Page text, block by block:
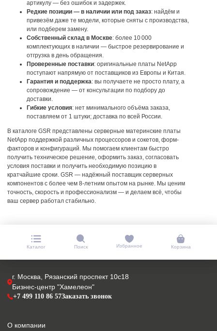
артикулу — без ошибок и задержек.
Редкие позиции — в наличии или под заказ: найдём и
привезём даже те модели, которые сняты с производства,
или подберем замену.
Собственный склад в Москве: более 10 000
комплектующих в наличии — быстрое резервирование и
отгрузка в день обращения.
Проверенные поставки: оригинальные платы NetApp
поступают напрямую от поставщиков из Европы и Китая.
Гарантия и поддержка: вы получаете не просто плату, а
сопровождение — от консультации по подбору до
доставки.
Гибкие условия: нет минимального объёма заказа,
поставляем от 1 штуки; доставка по всей России.
В каталоге GSR представлены серверные материнские платы
NetApp поддержкой различных процессоров и сокетов, форм-
факторов и конфигураций. Мы помогаем клиентам быстро
получить техническое решение, оформить заказ, согласовать
условия поставки и получить необходимую позицию в
кратчайшие сроки. GSR — надёжный поставщик серверных
компонентов с более чем 8-летним опытом на рынке. Мы ценим
точность, скорость и профессионализм — и делаем всё, чтобы
ваш сервер работал стабильно.
Каталог Поиск Избранное Корзина
г. Москва, Рязанский проспект 10с18
Бизнес-центр "Хамелеон"
+7 499 110 86 57Заказать звонок
О компании